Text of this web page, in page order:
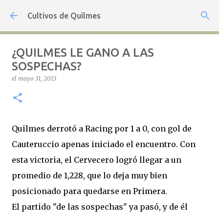
Ir al contenido principal
Cultivos de Quilmes
¿QUILMES LE GANO A LAS
SOSPECHAS?
el mayo 31, 2013
Quilmes derrotó a Racing por 1 a 0, con gol de
Cauteruccio apenas iniciado el encuentro. Con
esta victoria, el Cervecero logró llegar a un
promedio de 1,228, que lo deja muy bien
posicionado para quedarse en Primera.
El partido "de las sospechas" ya pasó, y de él